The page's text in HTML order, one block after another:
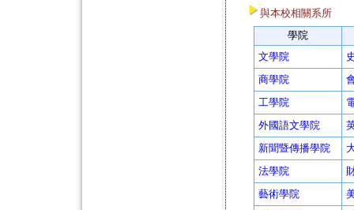
與本校相關系所
學院
文學院
商學院
工學院
外國語文學院
新聞暨傳播學院
法學院
藝術學院